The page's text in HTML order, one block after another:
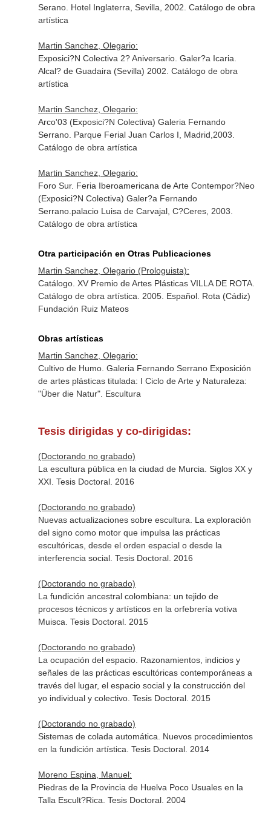
Serano. Hotel Inglaterra, Sevilla, 2002. Catálogo de obra
artística
Martin Sanchez, Olegario:
Exposici?N Colectiva 2? Aniversario. Galer?a Icaria.
Alcal? de Guadaira (Sevilla) 2002. Catálogo de obra
artística
Martin Sanchez, Olegario:
Arco'03 (Exposici?N Colectiva) Galeria Fernando
Serrano. Parque Ferial Juan Carlos I, Madrid,2003.
Catálogo de obra artística
Martin Sanchez, Olegario:
Foro Sur. Feria Iberoamericana de Arte Contempor?Neo
(Exposici?N Colectiva) Galer?a Fernando
Serrano.palacio Luisa de Carvajal, C?Ceres, 2003.
Catálogo de obra artística
Otra participación en Otras Publicaciones
Martin Sanchez, Olegario (Prologuista):
Catálogo. XV Premio de Artes Plásticas VILLA DE ROTA.
Catálogo de obra artística. 2005. Español. Rota (Cádiz)
Fundación Ruiz Mateos
Obras artísticas
Martin Sanchez, Olegario:
Cultivo de Humo. Galeria Fernando Serrano Exposición
de artes plásticas titulada: I Ciclo de Arte y Naturaleza:
"Über die Natur". Escultura
Tesis dirigidas y co-dirigidas:
(Doctorando no grabado)
La escultura pública en la ciudad de Murcia. Siglos XX y
XXI. Tesis Doctoral. 2016
(Doctorando no grabado)
Nuevas actualizaciones sobre escultura. La exploración
del signo como motor que impulsa las prácticas
escultóricas, desde el orden espacial o desde la
interferencia social. Tesis Doctoral. 2016
(Doctorando no grabado)
La fundición ancestral colombiana: un tejido de
procesos técnicos y artísticos en la orfebrería votiva
Muisca. Tesis Doctoral. 2015
(Doctorando no grabado)
La ocupación del espacio. Razonamientos, indicios y
señales de las prácticas escultóricas contemporáneas a
través del lugar, el espacio social y la construcción del
yo individual y colectivo. Tesis Doctoral. 2015
(Doctorando no grabado)
Sistemas de colada automática. Nuevos procedimientos
en la fundición artística. Tesis Doctoral. 2014
Moreno Espina, Manuel:
Piedras de la Provincia de Huelva Poco Usuales en la
Talla Escult?Rica. Tesis Doctoral. 2004